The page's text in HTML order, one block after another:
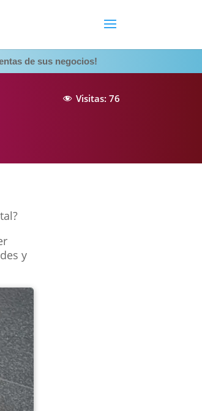
de sus negocios!
Visitas: 76
y